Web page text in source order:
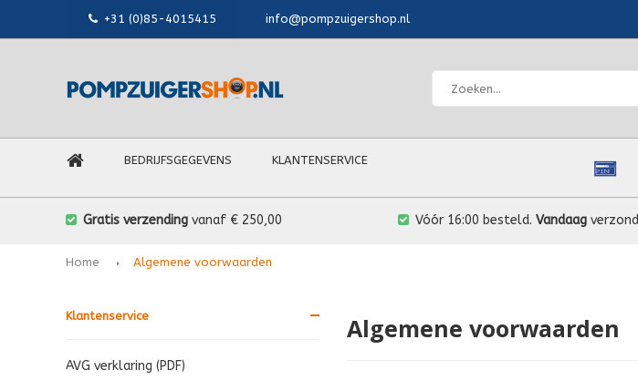
+31 (0)85-4015415 info@pompzuigershop.nl
BEDRIJFSGEGEVENS KLANTENSERVICE
Gratis verzending vanaf € 250,00 Vóór 16:00 besteld. Vandaag
Home Algemene voorwaarden
Klantenservice
AVG verklaring (PDF)
Algemene voorwaarden